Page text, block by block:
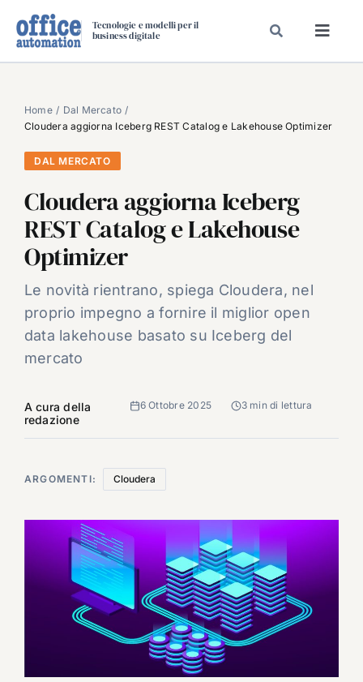
Tecnologie e modelli per il
business digitale
SPECIAL PAPER
TAVOLE ROTONDE DI REDAZIONE
DAL MERCATO
CARRIERE
VIDEO
EVENTI
CHI SIAMO
Home
Dal Mercato
Cloudera aggiorna Iceberg REST Catalog e Lakehouse Optimizer
DAL MERCATO
Cloudera aggiorna Iceberg
REST Catalog e Lakehouse
Optimizer
Le novità rientrano, spiega Cloudera, nel
proprio impegno a fornire il miglior open
data lakehouse basato su Iceberg del
mercato
A cura della
redazione
6 Ottobre 2025 3 min di lettura
ARGOMENTI: Cloudera